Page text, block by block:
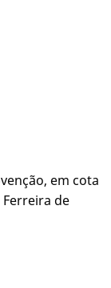
em cota
Ferreira de